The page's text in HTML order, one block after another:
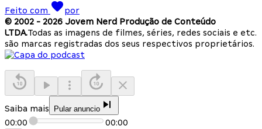
Feito com
por
© 2002 - 2026 Jovem Nerd Produção de Conteúdo
LTDA.Todas as imagens de filmes, séries, redes sociais e etc.
são marcas registradas dos seus respectivos proprietários.
Saiba mais Pular anuncio
00:00 00:00